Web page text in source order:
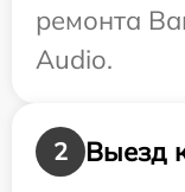
ремонта
Audio.
2
Выезд